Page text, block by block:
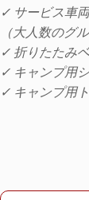
✓ サービス車
（大人数のグ
✓ 折りたたみ
✓ キャンプ用
✓ キャンプ用